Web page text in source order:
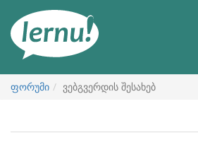
ნახვა
ფორუმი ვებგვერდის შესახებ